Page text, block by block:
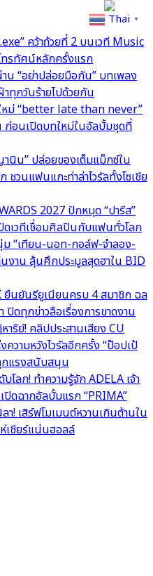
คว้าถ้วยที่ 2 บนเวที Music
รทัศน์หลักครั้งแรก
น “อย่าปล่อยมือกัน” บทเพลง
กวันร้ายไปด้วยกัน
ม่ “better late than never”
ก่อนเปิดบทใหม่ในอัลบั้มชุดที่
นิน” ปล่อยของเต็มแม็กซ์ใน
วนแฟนแกะท่าล่าไวรัลทั้งโซเชีย
2027 ปักหมุด “ปารีส”
ดเวทีเชื่อมศิลปินกับแฟนทั่วโลก
ม “เทียน-นอท-กอล์ฟ-จำลอง-
งาน ลุ้นศึกประมูลสุดฮาใน BID
ยืนยันรียูเนียนครบ 4 สมาชิก ฉล
ดทุกข่าวลือเรื่องการขาดงาน
าริย์! คลิปประสานเสียง CU
วามหวังไวรัลอีกครั้ง “ป๊อปเป้
กแรงสนับสนุน
บโลก! ทำความรู้จัก ADELA เจ้า
ปิดฉากอัลบั้มแรก “PRIMA”
า! เสิร์ฟโมเมนต์หวานเกินต้านใน
ชียร์แน่นฮอลล์
Thai ▼